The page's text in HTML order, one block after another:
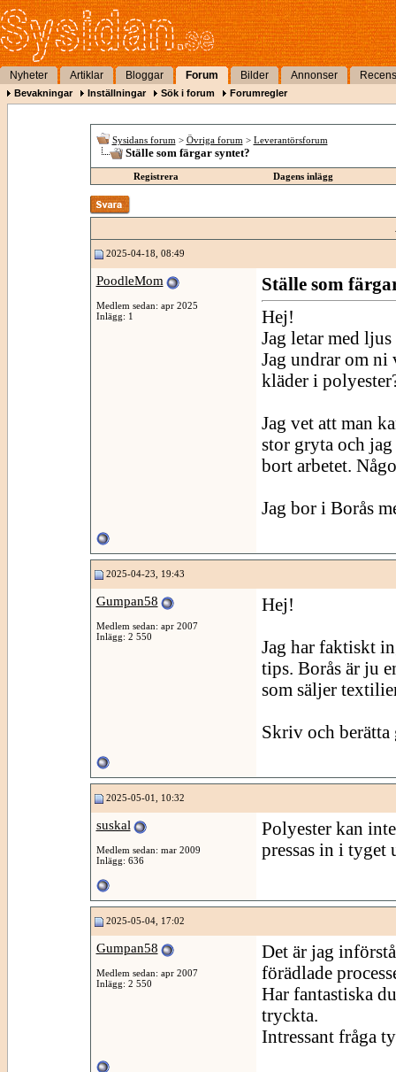
Nyheter Artiklar Bloggar Forum Bilder Annonser
Bevakningar Inställningar Sök i forum Forumregler
Sysidans forum > Övriga forum > Leverantörsforum
Ställe som färgar syntet?
Registrera Dagens inlägg
2025-04-18, 08:49
PoodleMom
Medlem sedan: apr 2025
Inlägg: 1
Ställe som
Hej!
Jag letar med
Jag undrar om ni
kläder i
Jag vet att man
stor gryta och
bort arbetet.
Jag bor i Borås
2025-04-23, 19:43
Gumpan58
Medlem sedan: apr 2007
Inlägg: 2 550
Hej!
Jag har faktiskt
tips. Borås är ju
som säljer
Skriv och berätta
2025-05-01, 10:32
suskal
Medlem sedan: mar 2009
Inlägg: 636
Polyester kan
pressas in i tyget
2025-05-04, 17:02
Gumpan58
Medlem sedan: apr 2007
Inlägg: 2 550
Det är jag
förädlade
Har fantastiska
tryckta.
Intressant fråga